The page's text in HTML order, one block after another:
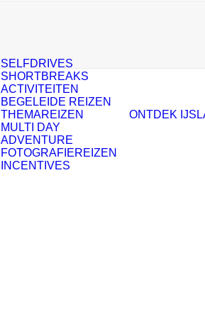
SELFDRIVES
SHORTBREAKS
ACTIVITEITEN
BEGELEIDE REIZEN
THEMAREIZEN
MULTI DAY
ADVENTURE
FOTOGRAFIEREIZEN
INCENTIVES
ONTDEK